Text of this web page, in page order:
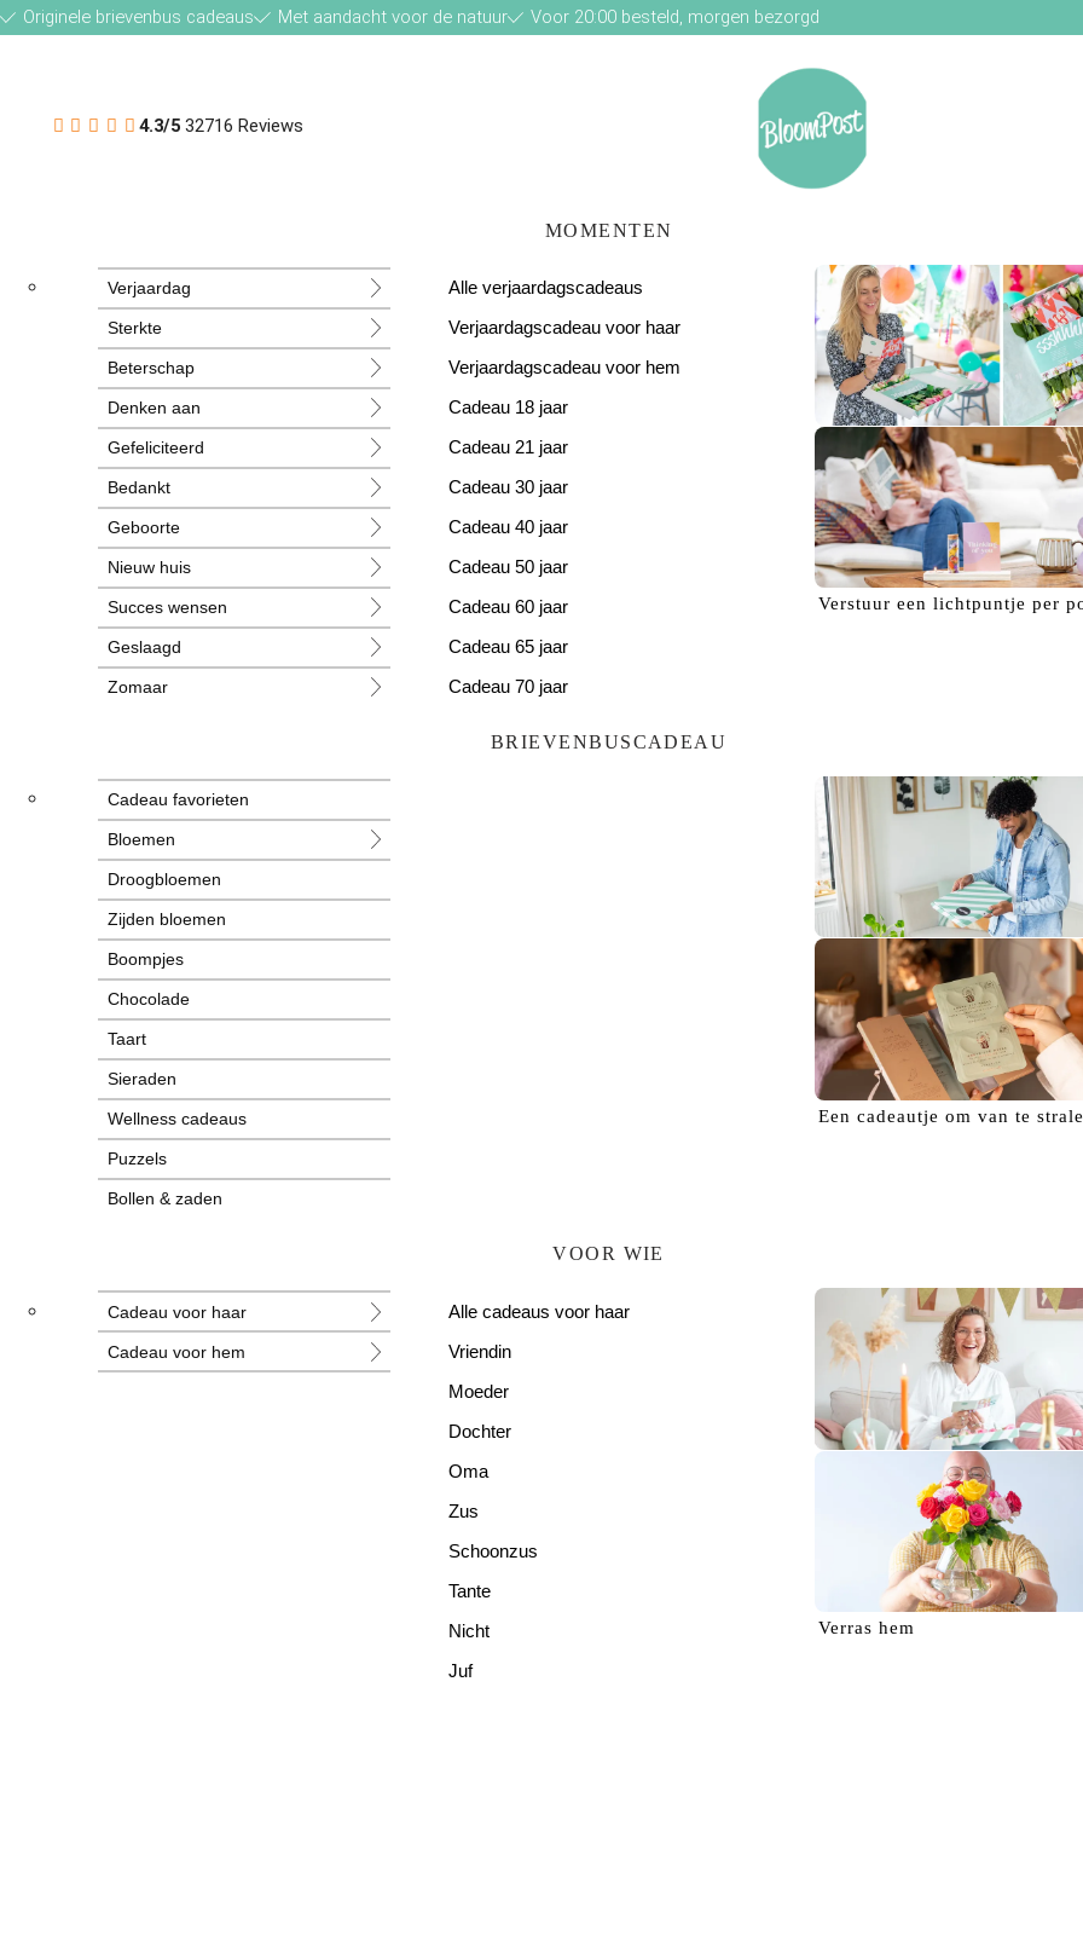
Originele brievenbus cadeaus Met aandacht voor de natuur Voor 20:00 besteld, morgen bezorgd
4.3/5 32716 Reviews
MOMENTEN
Verjaardag
Sterkte
Beterschap
Denken aan
Gefeliciteerd
Bedankt
Geboorte
Nieuw huis
Succes wensen
Geslaagd
Zomaar
Liefde
Condoleance
Zwangerschap
Liefs
Trots
Pensioen
Alle verjaardagscadeaus
Verjaardagscadeau voor haar
Verjaardagscadeau voor hem
Cadeau 18 jaar
Cadeau 21 jaar
Cadeau 30 jaar
Cadeau 40 jaar
Cadeau 50 jaar
Cadeau 60 jaar
Cadeau 65 jaar
Cadeau 70 jaar
De perfecte
Verstuur eenlichtpuntje per
BRIEVENBUSCADEAU
Cadeau favorieten
Bloemen
Droogbloemen
Zijden bloemen
Boompjes
Chocolade
Taart
Sieraden
Wellness cadeaus
Puzzels
Bollen & zaden
Nieuwe cadeaus
Alle cadeaus
Bezorg eenglimlach!
Eencadeautje om van te
VOOR WIE
Cadeau voor haar
Cadeau voor hem
Alle cadeaus voor haar
Vriendin
Moeder
Dochter
Oma
Zus
Schoonzus
Tante
Nicht
Juf
Verras hem